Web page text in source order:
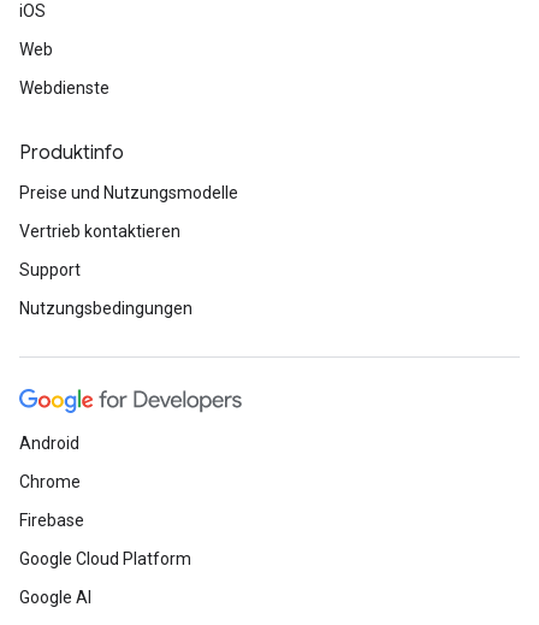
iOS
Web
Webdienste
Produktinfo
Preise und Nutzungsmodelle
Vertrieb kontaktieren
Support
Nutzungsbedingungen
Android
Chrome
Firebase
Google Cloud Platform
Google AI